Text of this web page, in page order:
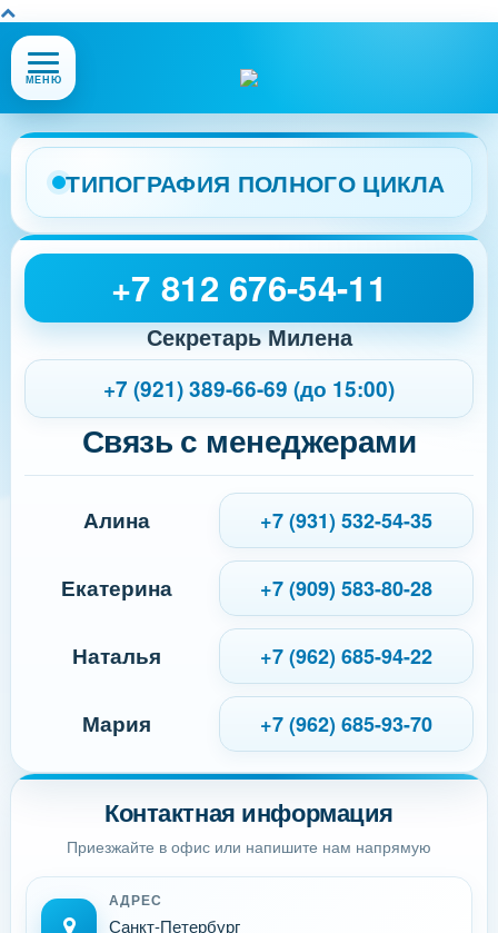
Открыть
или
меню
сайта
МЕНЮ
ТИПОГРАФИЯ ПОЛНОГО ЦИКЛА
Контактная информация
Приезжайте в офис или напишите нам напрямую
АДРЕС
Санкт-Петербург
+7 812 676-54-11
Секретарь Милена
+7 (921) 389-66-69 (до 15:00)
Связь с менеджерами
Алина +7 (931) 532-54-35
Екатерина +7 (909) 583-80-28
Наталья +7 (962) 685-94-22
Мария +7 (962) 685-93-70